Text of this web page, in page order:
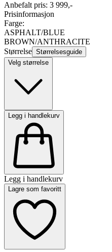
Anbefalt pris: 3 999,-
Prisinformasjon
Farge:
ASPHALT/BLUE
BROWN/ANTHRACITE
Størrelse Størrelsesguide
Velg størrelse
Legg i handlekurv
Legg i handlekurv
Lagre som favoritt